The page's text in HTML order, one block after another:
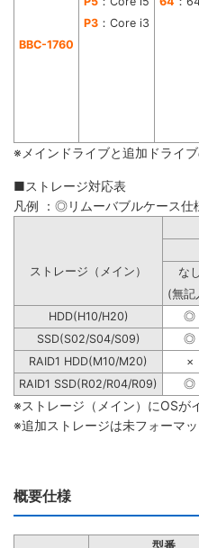
BBC-1760
P3 ：Core i3
※メインドライブと追加ドライ
■ストレージ対応表
凡例 ：◎リムーバブルケース
ストレージ（メイン）
なし
(無記
HDD(H10/H20)
◎
SSD(S02/S04/S09)
◎
RAID1 HDD(M10/M20)
×
RAID1 SSD(R02/R04/R09)
◎
※ストレージ（メイン）にOSが
※追加ストレージは未フォーマ
概要仕様